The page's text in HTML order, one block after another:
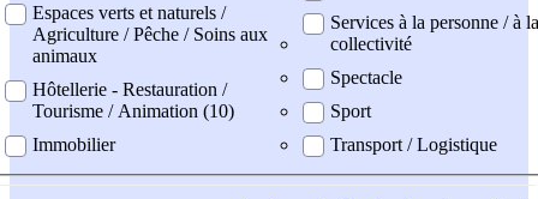
Espaces verts et naturels /
Agriculture / Pêche / Soins aux
animaux
Hôtellerie - Restauration /
Tourisme / Animation (10)
Immobilier
Services à la personne / à la
collectivité
Spectacle
Sport
Transport / Logistique